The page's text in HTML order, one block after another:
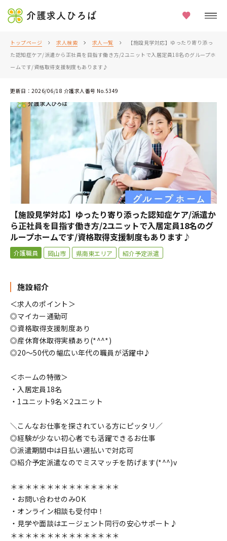
介護求人ひろば
トップページ 求人検索 求人一覧
【施設見学対応】ゆったり寄り添っ
た認知症ケア/派遣から正社員を目指す働き方/2ユニットで入居定員18名のグループホ
ームです/資格取得支援制度もあります♪
更新日：2026/06/18 介護求人番号 No.5349
【施設見学対応】ゆったり寄り添った認知症ケア/派遣か
ら正社員を目指す働き方/2ユニットで入居定員18名のグ
ループホームです/資格取得支援制度もあります♪
介護職員 岡山市 県南東エリア 紹介予定派遣
施設紹介
＜求人のポイント＞
◎マイカー通勤可
◎資格取得支援制度あり
◎産休育休取得実績あり(*^^*)
◎20～50代の幅広い年代の職員が活躍中♪
＜ホームの特徴＞
・入居定員18名
・1ユニット9名×2ユニット
＼こんなお仕事を探されている方にピッタリ／
◎経験が少ない初心者でも活躍できるお仕事
◎派遣期間中は日払い週払いで対応可
◎紹介予定派遣なのでミスマッチを防げます(*^^)v
＊＊＊＊＊＊＊＊＊＊＊＊＊＊＊
・お問い合わせのみOK
・オンライン相談も受付中！
・見学や面談はエージェント同行の安心サポート♪
＊＊＊＊＊＊＊＊＊＊＊＊＊＊＊